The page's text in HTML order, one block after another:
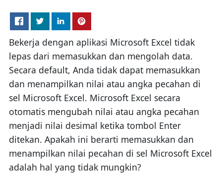
Bekerja dengan aplikasi Microsoft Excel tidak
lepas dari memasukkan dan mengolah data.
Secara default, Anda tidak dapat memasukkan
dan menampilkan nilai atau angka pecahan di
sel Microsoft Excel. Microsoft Excel secara
otomatis mengubah nilai atau angka pecahan
menjadi nilai desimal ketika tombol Enter
ditekan. Apakah ini berarti memasukkan dan
menampilkan nilai pecahan di sel Microsoft Excel
adalah hal yang tidak mungkin?